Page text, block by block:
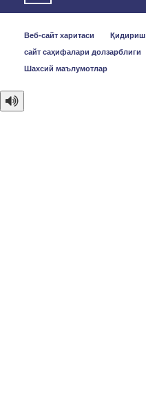
Веб-сайт харитаси Қидириш
сайт саҳифалари долзарблиги
Шахсий маълумотлар